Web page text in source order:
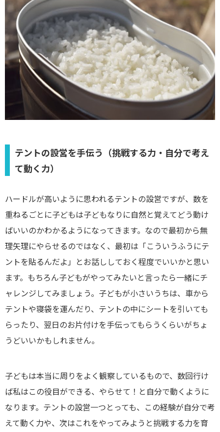
テントの設営を手伝う（挑戦する力・自分で考え
て動く力）
ハードルが高いように思われるテントの設営ですが、数を
重ねるごとに子どもは子どもなりに自然と覚えてどう動け
ばいいのかわかるようになってきます。なので最初から無
理矢理にやらせるのではなく、最初は「こういうふうにテ
ントを貼るんだよ」とお話ししておく程度でいいかと思い
ます。もちろん子どもがやってみたいと言ったら一緒にチ
ャレンジしてみましょう。子どもが小さいうちは、車から
テントや寝袋を運んだり、テントの中にシートを引いても
らったり、翌日のお片付けを手伝ってもらうくらいがちょ
うどいいかもしれません。
子どもは本当に周りをよく観察しているもので、数回行け
ば私はこの役目ができる、やらせて！と自分で動くように
なります。テントの設営一つとっても、この経験が自分で考
えて動く力や、次はこれをやってみようと挑戦する力を育